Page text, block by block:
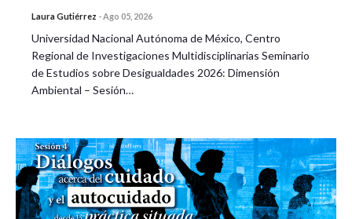
Laura Gutiérrez -Ago 05, 2026
Universidad Nacional Autónoma de México, Centro
Regional de Investigaciones Multidisciplinarias Seminario
de Estudios sobre Desigualdades 2026: Dimensión
Ambiental – Sesión…